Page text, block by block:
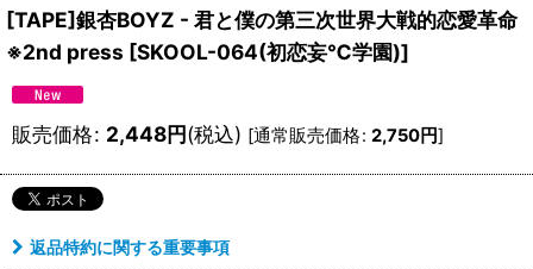
[TAPE]銀杏BOYZ - 君と僕の第三次世界大戦的恋愛革命
※2nd press [SKOOL-064(初恋妄℃学園)]
販売価格: 2,448円(税込) [通常販売価格: 2,750円]
返品特約に関する重要事項